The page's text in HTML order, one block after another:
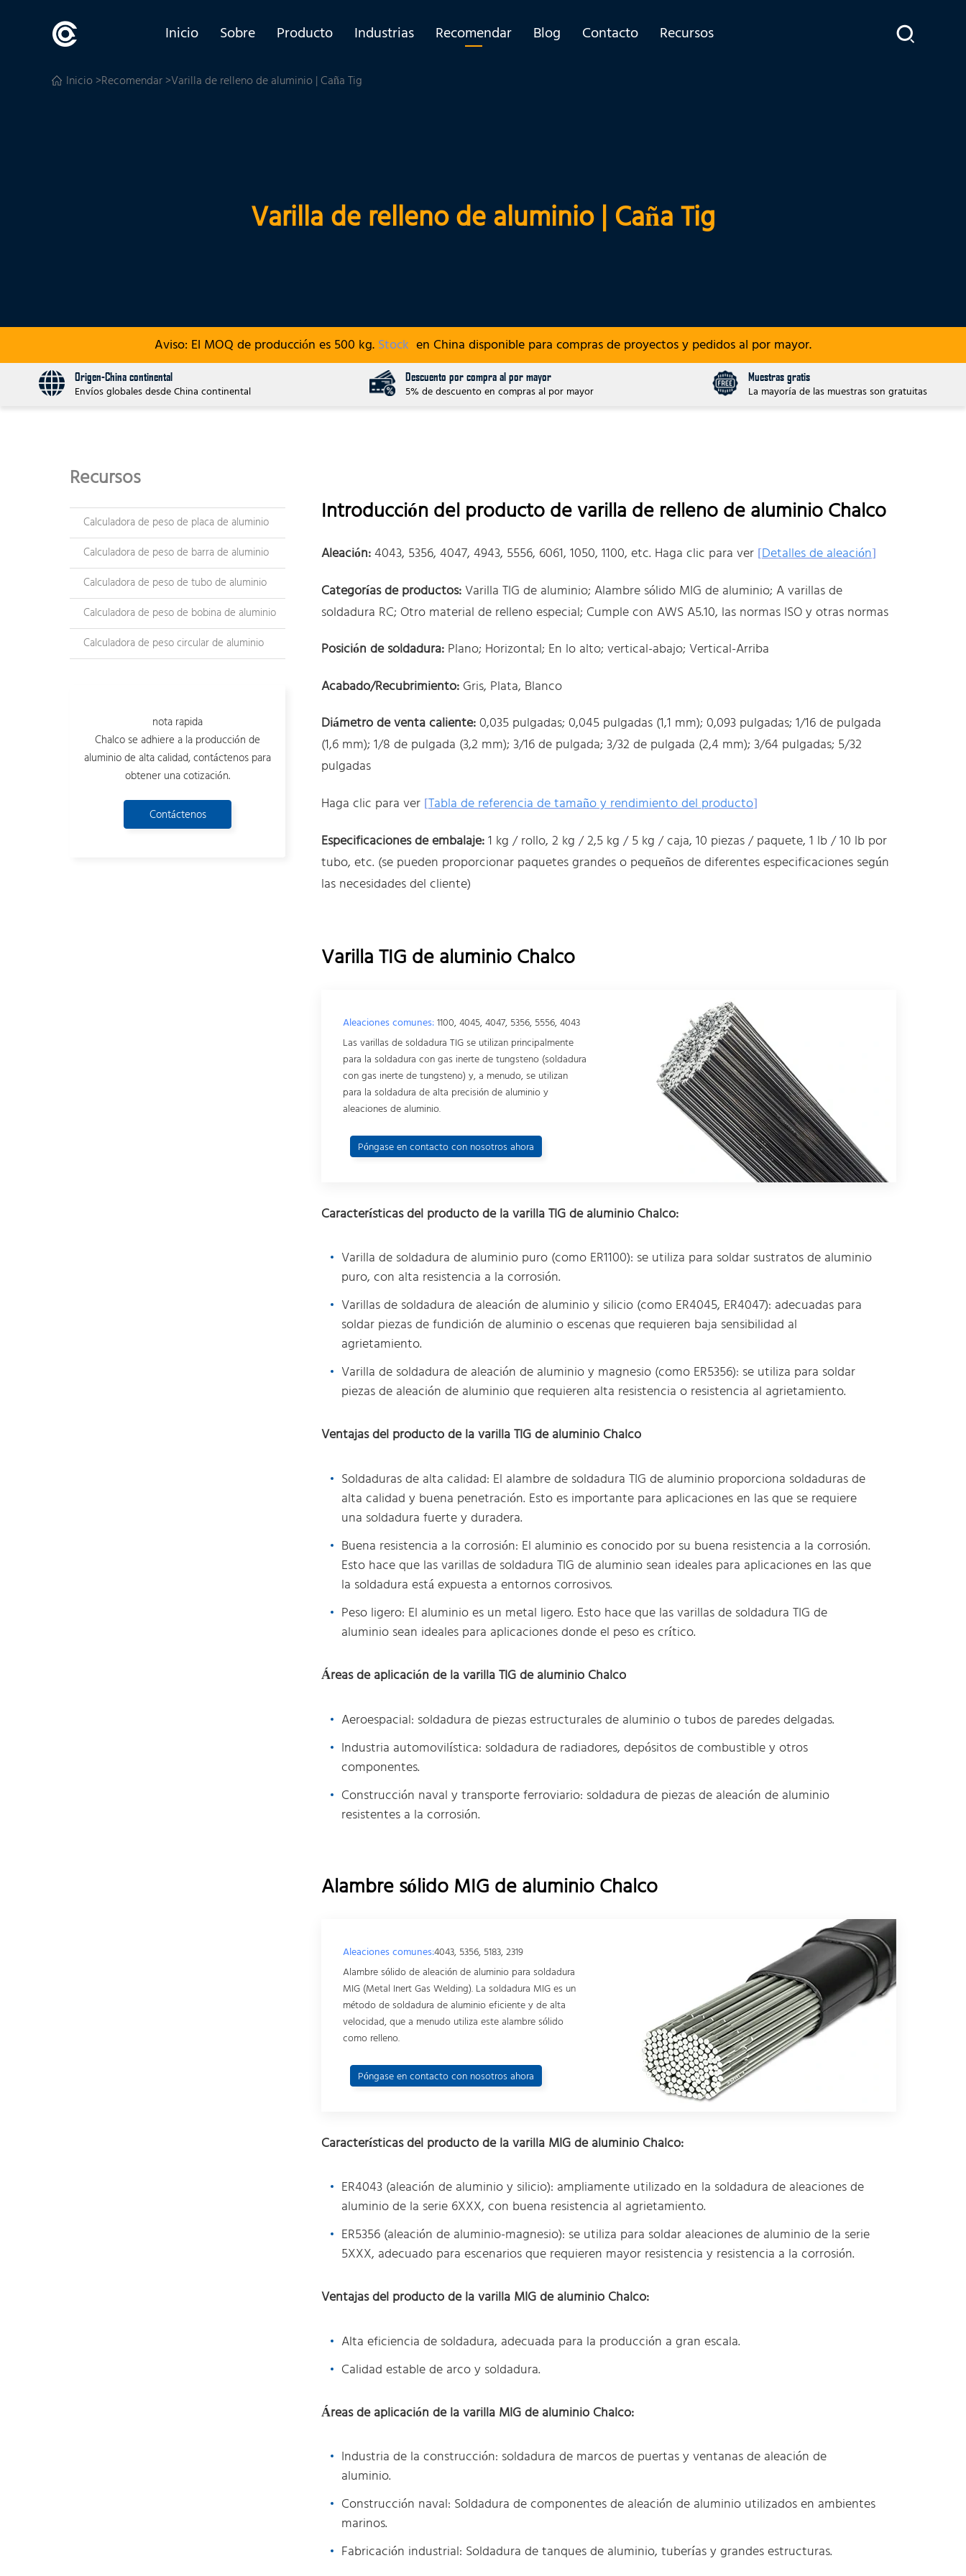
Inicio Sobre Producto Industrias Recomendar Blog Contacto Recursos
Inicio>Recomendar>Varilla de relleno de aluminio | Caña Tig
Varilla de relleno de aluminio | Caña Tig
Aviso: El MOQ de producción es 500 kg. Stock en China disponible para compras de proyectos y pedidos al por mayor.
Origen-China continental
Envíos globales desde China continental
Descuento por compra al por mayor
5% de descuento en compras al por mayor
Muestras gratis
La mayoría de las muestras son gratuitas
Recursos
Calculadora de peso de placa de aluminio
Calculadora de peso de barra de aluminio
Calculadora de peso de tubo de aluminio
Calculadora de peso de bobina de aluminio
Calculadora de peso circular de aluminio
nota rapida
Chalco se adhiere a la producción de
aluminio de alta calidad, contáctenos para
obtener una cotización.
Contáctenos
Introducción del producto de varilla de relleno de aluminio Chalco
Aleación:4043, 5356, 4047, 4943, 5556, 6061, 1050, 1100, etc. Haga clic para ver [Detalles de aleación]
Categorías de productos: Varilla TIG de aluminio; Alambre sólido MIG de aluminio; A varillas de
soldadura RC; Otro material de relleno especial; Cumple con AWS A5.10, las normas ISO y otras normas
Posición de soldadura: Plano; Horizontal; En lo alto; vertical-abajo; Vertical-Arriba
Acabado/Recubrimiento: Gris, Plata, Blanco
Diámetro de venta caliente:0,035 pulgadas; 0,045 pulgadas (1,1 mm); 0,093 pulgadas; 1/16 de pulgada
(1,6 mm); 1/8 de pulgada (3,2 mm); 3/16 de pulgada; 3/32 de pulgada (2,4 mm); 3/64 pulgadas; 5/32
pulgadas
Haga clic para ver [Tabla de referencia de tamaño y rendimiento del producto]
Especificaciones de embalaje:1 kg / rollo, 2 kg / 2,5 kg / 5 kg / caja, 10 piezas / paquete, 1 lb / 10 lb por
tubo, etc. (se pueden proporcionar paquetes grandes o pequeños de diferentes especificaciones según
las necesidades del cliente)
Varilla TIG de aluminio Chalco
Aleaciones comunes:1100, 4045, 4047, 5356, 5556, 4043
Las varillas de soldadura TIG se utilizan principalmente
para la soldadura con gas inerte de tungsteno (soldadura
con gas inerte de tungsteno) y, a menudo, se utilizan
para la soldadura de alta precisión de aluminio y
aleaciones de aluminio.
Póngase en contacto con nosotros ahora
Características del producto de la varilla TIG de aluminio Chalco:
Varilla de soldadura de aluminio puro (como ER1100): se utiliza para soldar sustratos de aluminio
puro, con alta resistencia a la corrosión.
Varillas de soldadura de aleación de aluminio y silicio (como ER4045, ER4047): adecuadas para
soldar piezas de fundición de aluminio o escenas que requieren baja sensibilidad al
agrietamiento.
Varilla de soldadura de aleación de aluminio y magnesio (como ER5356): se utiliza para soldar
piezas de aleación de aluminio que requieren alta resistencia o resistencia al agrietamiento.
Ventajas del producto de la varilla TIG de aluminio Chalco
Soldaduras de alta calidad: El alambre de soldadura TIG de aluminio proporciona soldaduras de
alta calidad y buena penetración. Esto es importante para aplicaciones en las que se requiere
una soldadura fuerte y duradera.
Buena resistencia a la corrosión: El aluminio es conocido por su buena resistencia a la corrosión.
Esto hace que las varillas de soldadura TIG de aluminio sean ideales para aplicaciones en las que
la soldadura está expuesta a entornos corrosivos.
Peso ligero: El aluminio es un metal ligero. Esto hace que las varillas de soldadura TIG de
aluminio sean ideales para aplicaciones donde el peso es crítico.
Áreas de aplicación de la varilla TIG de aluminio Chalco
Aeroespacial: soldadura de piezas estructurales de aluminio o tubos de paredes delgadas.
Industria automovilística: soldadura de radiadores, depósitos de combustible y otros
componentes.
Construcción naval y transporte ferroviario: soldadura de piezas de aleación de aluminio
resistentes a la corrosión.
Alambre sólido MIG de aluminio Chalco
Aleaciones comunes:4043, 5356, 5183, 2319
Alambre sólido de aleación de aluminio para soldadura
MIG (Metal Inert Gas Welding). La soldadura MIG es un
método de soldadura de aluminio eficiente y de alta
velocidad, que a menudo utiliza este alambre sólido
como relleno.
Póngase en contacto con nosotros ahora
Características del producto de la varilla MIG de aluminio Chalco:
ER4043 (aleación de aluminio y silicio): ampliamente utilizado en la soldadura de aleaciones de
aluminio de la serie 6XXX, con buena resistencia al agrietamiento.
ER5356 (aleación de aluminio-magnesio): se utiliza para soldar aleaciones de aluminio de la serie
5XXX, adecuado para escenarios que requieren mayor resistencia y resistencia a la corrosión.
Ventajas del producto de la varilla MIG de aluminio Chalco:
Alta eficiencia de soldadura, adecuada para la producción a gran escala.
Calidad estable de arco y soldadura.
Áreas de aplicación de la varilla MIG de aluminio Chalco:
Industria de la construcción: soldadura de marcos de puertas y ventanas de aleación de
aluminio.
Construcción naval: Soldadura de componentes de aleación de aluminio utilizados en ambientes
marinos.
Fabricación industrial: Soldadura de tanques de aluminio, tuberías y grandes estructuras.